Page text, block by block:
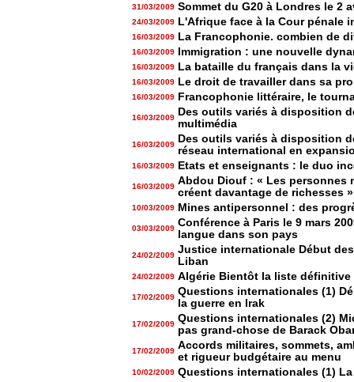
31/03/2009 Sommet du G20 à Londres le 2
24/03/2009 L'Afrique face à la Cour pénale
16/03/2009 La Francophonie. combien de
16/03/2009 Immigration : une nouvelle
16/03/2009 La bataille du français dans la
16/03/2009 Le droit de travailler dans sa
16/03/2009 Francophonie littéraire, le
16/03/2009
Des outils variés à disposition
multimédia
16/03/2009
Des outils variés à disposition
réseau international en
16/03/2009 Etats et enseignants : le duo
16/03/2009 Abdou Diouf : « Les
créent davantage de richesses »
10/03/2009 Mines antipersonnel : des
03/03/2009 Conférence à Paris le 9 mars
langue dans son pays
24/02/2009 Justice internationale Début
Liban
24/02/2009 Algérie Bientôt la liste
17/02/2009 Questions internationales (1)
la guerre en Irak
17/02/2009 Questions internationales (2)
pas grand-chose de Barack
17/02/2009 Accords militaires, sommets,
et rigueur budgétaire au menu
10/02/2009 Questions internationales (1)